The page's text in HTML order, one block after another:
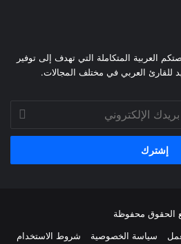
العربية المتكاملة التي تهدف إلى توفير
للقارئ العربي في مختلف المجالات.
الحقوق محفوظة
سياسة الخصوصية شروط الاستخدام